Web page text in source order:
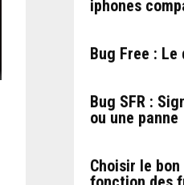
iphones
Bug Free :
Bug SFR :
ou une panne
Choisir le